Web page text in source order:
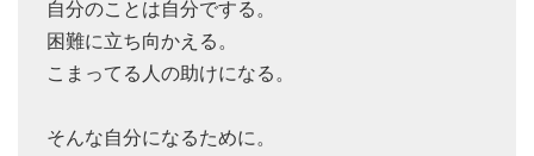
自分のことは自分でする。
困難に立ち向かえる。
こまってる人の助けになる。
そんな自分になるために。